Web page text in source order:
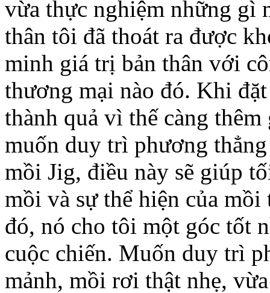
vừa thực nghiệm những gì
thân tôi đã thoát ra được
minh giá trị bản thân với
thương mại nào đó. Khi
thành quả vì thế càng
muốn duy trì phương
mồi Jig, điều này sẽ giúp
mồi và sự thể hiện của
đó, nó cho tôi một góc tốt
cuộc chiến. Muốn duy trì
mảnh, mồi rơi thật nhẹ,